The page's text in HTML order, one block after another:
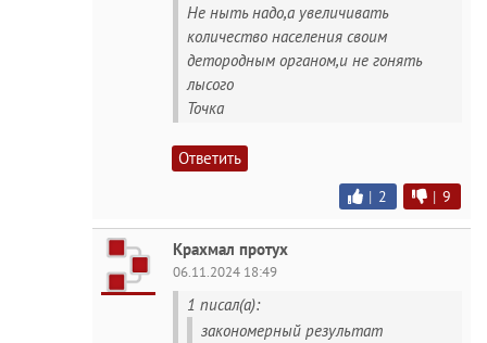
Не ныть надо,а увеличивать
количество населения своим
детородным органом,и не гонять
лысого
Точка
Ответить
| 2 | 9
Крахмал протух
06.11.2024 18:49
1 писал(а):
закономерный результат